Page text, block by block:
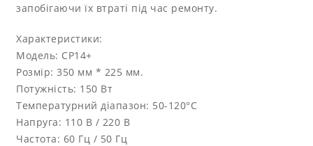
запобігаючи їх втраті під час ремонту.
Характеристики:
Модель: CP14+
Розмір: 350 мм * 225 мм.
Потужність: 150 Вт
Температурний діапазон: 50-120°C
Напруга: 110 В / 220 В
Частота: 60 Гц / 50 Гц